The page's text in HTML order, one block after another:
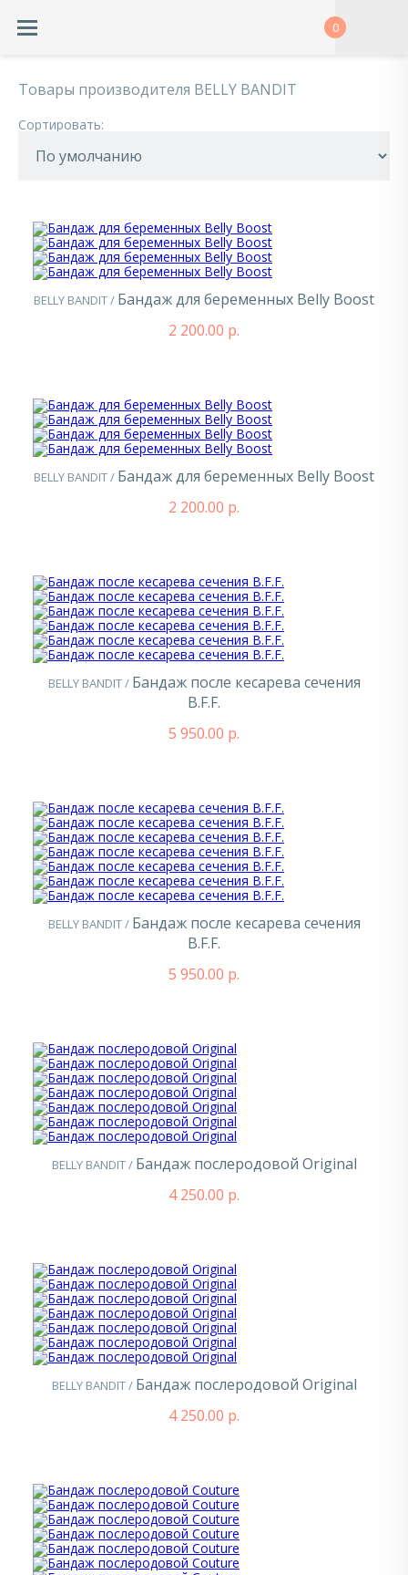
0
Товары производителя BELLY BANDIT
Сортировать:
BELLY BANDIT / Бандаж для беременных Belly Boost
2 200.00 р.
BELLY BANDIT / Бандаж для беременных Belly Boost
2 200.00 р.
BELLY BANDIT / Бандаж после кесарева сечения
B.F.F.
5 950.00 р.
BELLY BANDIT / Бандаж после кесарева сечения
B.F.F.
5 950.00 р.
BELLY BANDIT / Бандаж послеродовой Original
4 250.00 р.
BELLY BANDIT / Бандаж послеродовой Original
4 250.00 р.